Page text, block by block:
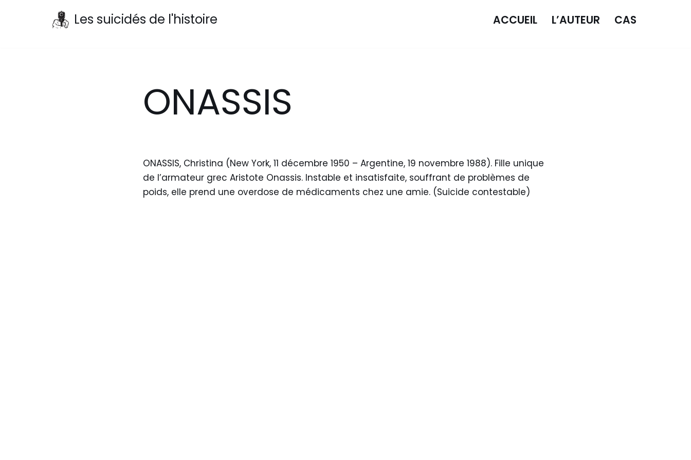
Les suicidés de l'histoire ACCUEIL L’AUTEUR CAS
ONASSIS
ONASSIS, Christina (New York, 11 décembre 1950 – Argentine, 19 novembre 1988). Fille unique
de l’armateur grec Aristote Onassis. Instable et insatisfaite, souffrant de problèmes de
poids, elle prend une overdose de médicaments chez une amie. (Suicide contestable)